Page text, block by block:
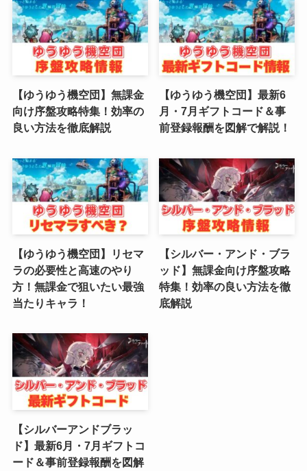
(2)
(4)
(1)
(4)
(6)
(3)
(2)
(5)
(4)
(6)
(5)
【ゆうゆう機空団】無課金
向け序盤攻略特集！効率の
良い方法を徹底解説
【ゆうゆう機空団】最新6
月・7月ギフトコード＆事
前登録報酬を図解で解説！
【ゆうゆう機空団】リセマ
ラの必要性と高速のやり
方！無課金で狙いたい最強
当たりキャラ！
【シルバー・アンド・ブラ
ッド】無課金向け序盤攻略
特集！効率の良い方法を徹
底解説
【シルバーアンドブラッ
ド】最新6月・7月ギフトコ
ード＆事前登録報酬を図解